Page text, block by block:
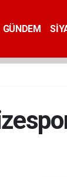
GÜNDEM